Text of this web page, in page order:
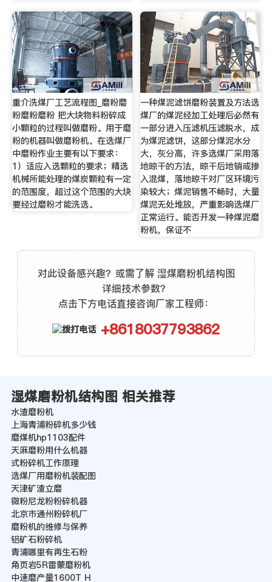
重介洗煤厂工艺流程图_磨粉磨
粉磨粉磨粉 把大块物料粉碎成
小颗粒的过程叫做磨粉。用于磨
粉的机器叫做磨粉机。在选煤厂
中磨粉作业主要有以下要求：
1）适应入选颗粒的要求；精选
机械所能处理的煤炭颗粒有一定
的范围度，超过这个范围的大块
要经过磨粉才能洗选。
一种煤泥滤饼磨粉装置及方法选
煤厂的煤泥经加工处理后必然有
一部分进入压滤机压滤脱水，成
为煤泥滤饼，这部分煤泥水分
大，灰分高，许多选煤厂采用落
地晾干的方法，晾干后地销或掺
入混煤，落地晾干对厂区环境污
染较大；煤泥销售不畅时，大量
煤泥无处堆放，严重影响选煤厂
正常运行。能否开发一种煤泥磨
粉机，保证不
对此设备感兴趣？或需了解 湿煤磨粉机结构图
详细技术参数？
点击下方电话直接咨询厂家工程师：
+8618037793862
湿煤磨粉机结构图 相关推荐
水渣磨粉机
上海青浦粉碎机多少钱
磨煤机hp1103配件
天麻磨粉用什么机器
式粉碎机工作原理
选煤厂用磨粉机装配图
天津矿渣立磨
微粉尼龙粉粉碎机器
北京市通州粉碎机厂
磨粉机的维修与保养
铝矿石粉碎机
青浦哪里有再生石粉
角页岩5R雷蒙磨粉机
中速磨产量1600T H